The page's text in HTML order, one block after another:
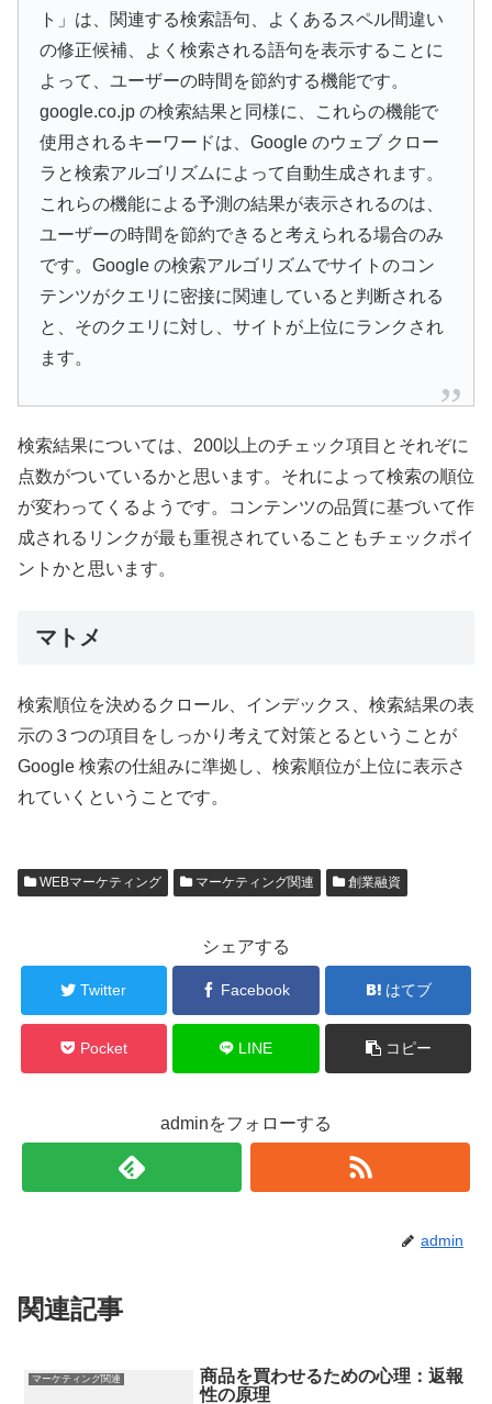
ト」は、関連する検索語句、よくあるスペル間違い
の修正候補、よく検索される語句を表示することに
よって、ユーザーの時間を節約する機能です。
google.co.jp の検索結果と同様に、これらの機能で
使用されるキーワードは、Google のウェブ クロー
ラと検索アルゴリズムによって自動生成されます。
これらの機能による予測の結果が表示されるのは、
ユーザーの時間を節約できると考えられる場合のみ
です。Google の検索アルゴリズムでサイトのコン
テンツがクエリに密接に関連していると判断される
と、そのクエリに対し、サイトが上位にランクされ
ます。
検索結果については、200以上のチェック項目とそれぞに
点数がついているかと思います。それによって検索の順位
が変わってくるようです。コンテンツの品質に基づいて作
成されるリンクが最も重視されていることもチェックポイ
ントかと思います。
マトメ
検索順位を決めるクロール、インデックス、検索結果の表
示の３つの項目をしっかり考えて対策とるということが
Google 検索の仕組みに準拠し、検索順位が上位に表示さ
れていくということです。
WEBマーケティング マーケティング関連 創業融資
シェアする
Twitter Facebook はてブ
Pocket LINE コピー
adminをフォローする
admin
関連記事
マーケティング関連
商品を買わせるための心理：返報
性の原理